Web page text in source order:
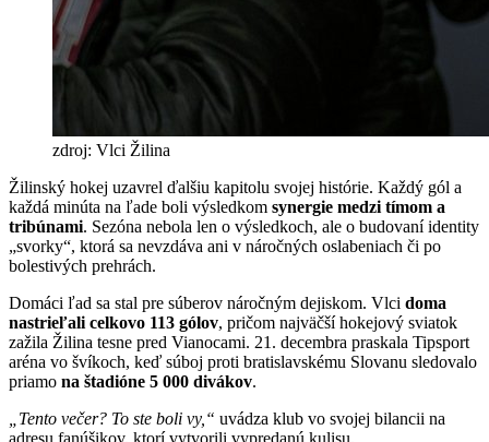
zdroj: Vlci Žilina
Žilinský hokej uzavrel ďalšiu kapitolu svojej histórie. Každý gól a
každá minúta na ľade boli výsledkom synergie medzi tímom a
tribúnami. Sezóna nebola len o výsledkoch, ale o budovaní identity
„svorky“, ktorá sa nevzdáva ani v náročných oslabeniach či po
bolestivých prehrách.
Domáci ľad sa stal pre súberov náročným dejiskom. Vlci doma
nastrieľali celkovo 113 gólov, pričom najväčší hokejový sviatok
zažila Žilina tesne pred Vianocami. 21. decembra praskala Tipsport
aréna vo švíkoch, keď súboj proti bratislavskému Slovanu sledovalo
priamo na štadióne 5 000 divákov.
„Tento večer? To ste boli vy,“ uvádza klub vo svojej bilancii na
adresu fanúšikov, ktorí vytvorili vypredanú kulisu.